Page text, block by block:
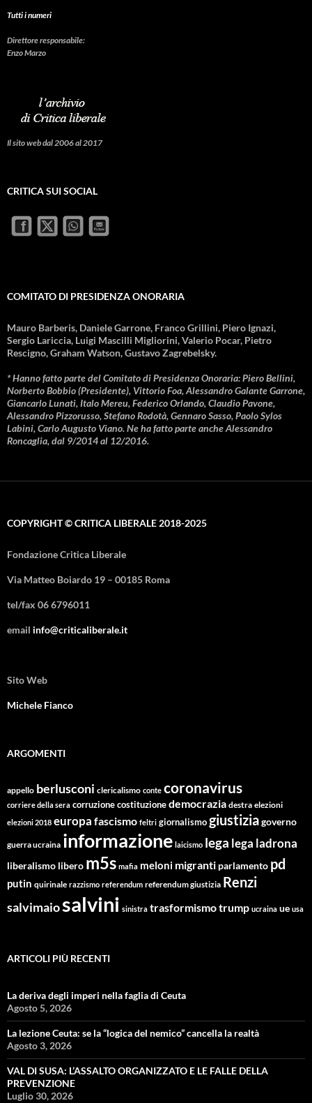
Tutti i numeri
Direttore responsabile:
Enzo Marzo
Il sito web dal 2006 al 2017
CRITICA SUI SOCIAL
COMITATO DI PRESIDENZA ONORARIA
Mauro Barberis, Daniele Garrone, Franco Grillini, Piero Ignazi,
Sergio Lariccia, Luigi Mascilli Migliorini, Valerio Pocar, Pietro
Rescigno, Graham Watson, Gustavo Zagrebelsky.
* Hanno fatto parte del Comitato di Presidenza Onoraria: Piero Bellini,
Norberto Bobbio (Presidente), Vittorio Foa, Alessandro Galante Garrone,
Giancarlo Lunati, Italo Mereu, Federico Orlando, Claudio Pavone,
Alessandro Pizzorusso, Stefano Rodotà, Gennaro Sasso, Paolo Sylos
Labini, Carlo Augusto Viano. Ne ha fatto parte anche Alessandro
Roncaglia, dal 9/2014 al 12/2016.
COPYRIGHT © CRITICA LIBERALE 2018-2025
Fondazione Critica Liberale
Via Matteo Boiardo 19 – 00185 Roma
tel/fax 06 6796011
email info@criticaliberale.it
Sito Web
Michele Fianco
ARGOMENTI
appello berlusconi clericalismo conte coronavirus
corriere della sera corruzionecostituzionedemocrazia destra elezioni
elezioni 2018 europa fascismo feltri giornalismogiustiziagoverno
guerra ucraina informazione laicismo lega lega ladrona
liberalismo libero m5s mafia meloni migranti parlamento pd
putin quirinale razzismo referendum referendum giustizia Renzi
salvimaiosalvini sinistra trasformismotrump ucraina ue usa
ARTICOLI PIÙ RECENTI
La deriva degli imperi nella faglia di Ceuta
Agosto 5, 2026
La lezione Ceuta: se la “logica del nemico” cancella la realtà
Agosto 3, 2026
VAL DI SUSA: L’ASSALTO ORGANIZZATO E LE FALLE DELLA
PREVENZIONE
Luglio 30, 2026